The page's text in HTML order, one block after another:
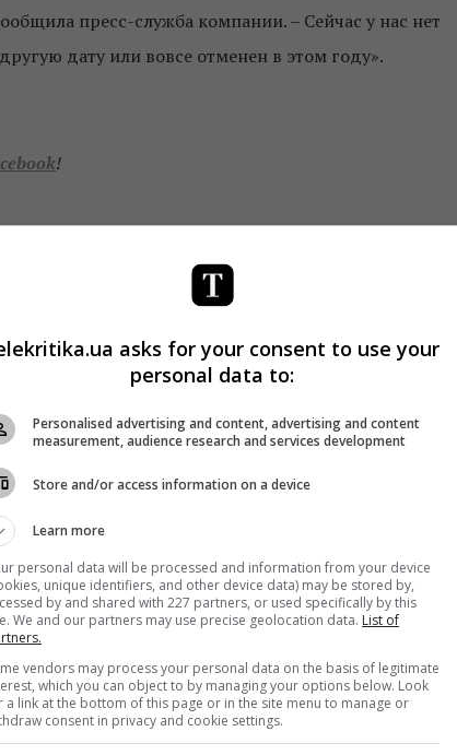
пресс-служба компании. – Сейчас у нас нет
дату или вовсе отменен в этом году».
!
Пишемо з любов'ю !
листи
* Підписатись→
asks for your consent to use your
personal data to:
Personalised advertising and content, advertising and content
measurement, audience research and services development
Store and/or access information on a device
Learn more
personal data will be processed and information from your device
unique identifiers, and other device data) may be stored by,
by and shared with 227 partners, or used specifically by this
We and our partners may use precise geolocation data. List of
vendors may process your personal data on the basis of legitimate
which you can object to by managing your options below. Look
a link at the bottom of this page or in the site menu to manage or
consent in privacy and cookie settings.